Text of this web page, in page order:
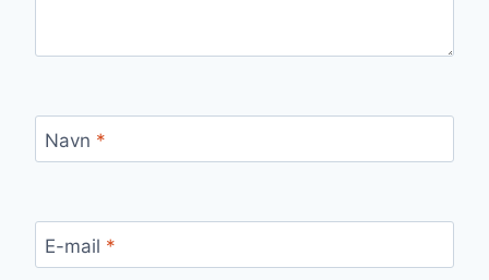
Navn *
E-mail *